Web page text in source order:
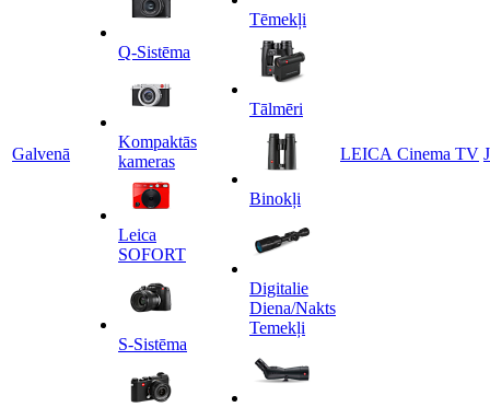
Galvenā
Q-Sistēma
Kompaktās
kameras
Leica
SOFORT
S-Sistēma
Tēmekļi
Tālmēri
Binokļi
Digitalie
Diena/Nakts
Temekļi
LEICA Cinema TV